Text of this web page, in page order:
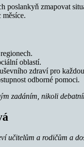
poslankyň zmapovat
měsíce.
oblastí.
zdraví pro
odborné pomoci.
zadáním, nikoli
učitelům a rodičům a